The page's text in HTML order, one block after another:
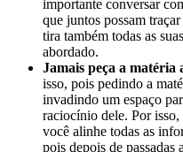
importante conversar
que juntos possam
tira também todas as
abordado.
Jamais peça a matéria
isso, pois pedindo a
invadindo um espaço
raciocínio dele. Por
você alinhe todas as
pois depois de